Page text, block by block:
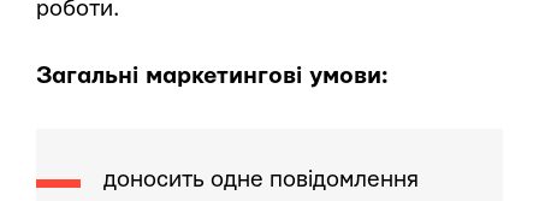
роботи.
Загальні маркетингові умови:
доносить одне повідомлення